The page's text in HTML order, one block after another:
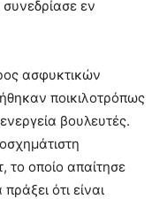
εν
ασφυκτικών
ποικιλοτρόπως
βουλευτές.
το οποίο απαίτησε
ότι είναι